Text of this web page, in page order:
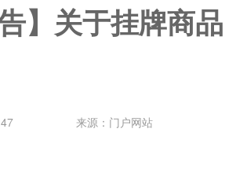
告】关于挂牌商
来源：门户网站